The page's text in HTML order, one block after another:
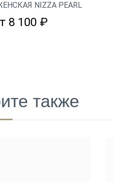
NIZZA PEARL
8 100 ₽
также